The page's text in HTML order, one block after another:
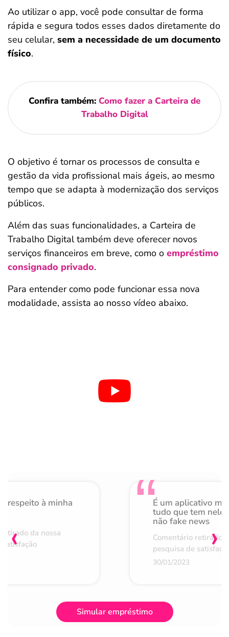
Ao utilizar o app, você pode consultar de forma
rápida e segura todos esses dados diretamente do
seu celular, sem a necessidade de um documento
físico.
Confira também: Como fazer a Carteira de
Trabalho Digital
O objetivo é tornar os processos de consulta e
gestão da vida profissional mais ágeis, ao mesmo
tempo que se adapta à modernização dos serviços
públicos.
Além das suas funcionalidades, a Carteira de
Trabalho Digital também deve oferecer novos
serviços financeiros em breve, como o empréstimo
consignado privado.
Para entender como pode funcionar essa nova
modalidade, assista ao nosso vídeo abaixo.
respeito à minha
da nossa
É um aplicativo
tudo que tem nele
não fake news
Comentário retirado
pesquisa de
30/01/2023
‹ ›
Simular empréstimo